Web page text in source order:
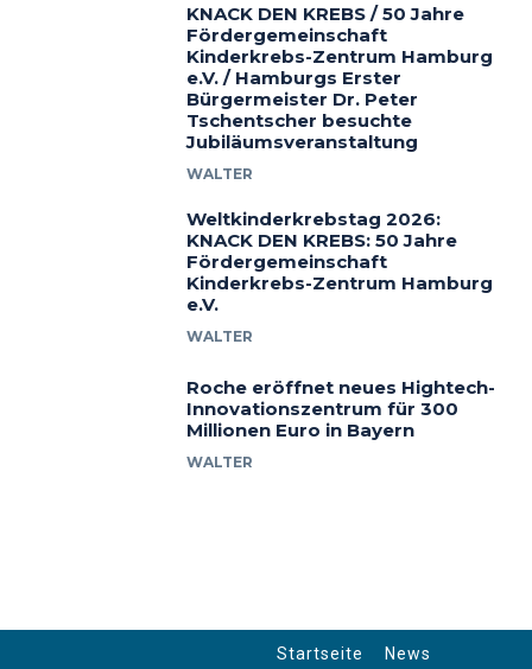
KNACK DEN KREBS / 50 Jahre
Fördergemeinschaft
Kinderkrebs-Zentrum Hamburg
e.V. / Hamburgs Erster
Bürgermeister Dr. Peter
Tschentscher besuchte
Jubiläumsveranstaltung
WALTER
Weltkinderkrebstag 2026:
KNACK DEN KREBS: 50 Jahre
Fördergemeinschaft
Kinderkrebs-Zentrum Hamburg
e.V.
WALTER
Roche eröffnet neues Hightech-
Innovationszentrum für 300
Millionen Euro in Bayern
WALTER
Startseite News